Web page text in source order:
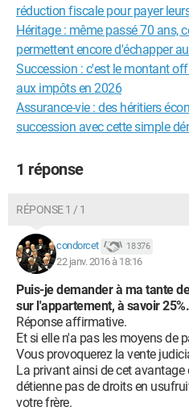
réduction fiscale pour payer
Héritage : même passé 70 ans,
permettent encore d'échapper
Succession : c'est le montant
aux impôts en 2026
Assurance-vie : des héritiers
succession avec cette simple
1 réponse
RÉPONSE 1 / 1
condorcet 18 376
22 janv. 2016 à 18:16
Puis-je demander à ma tante
sur l'appartement, à savoir 25%.
Réponse affirmative.
Et si elle n'a pas les moyens de
Vous provoquerez la vente
La privant ainsi de cet avantage
détienne pas de droits en
votre frère.